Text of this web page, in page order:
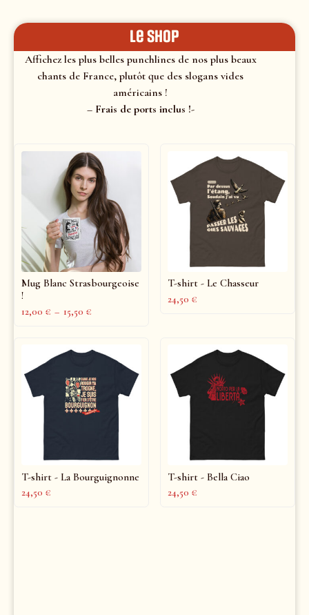
le shop
Affichez les plus belles punchlines de nos plus beaux
chants de France, plutôt que des slogans vides
américains !
– Frais de ports inclus !-
Mug Blanc Strasbourgeoise
!
12,00 € – 15,50 €
T-shirt - Le Chasseur
24,50 €
T-shirt - La Bourguignonne
24,50 €
T-shirt - Bella Ciao
24,50 €